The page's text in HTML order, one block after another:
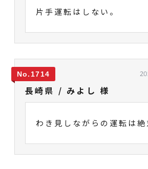
片手運転はしない。
1714
長崎県 / みよし 様
わき見しながらの運転は絶